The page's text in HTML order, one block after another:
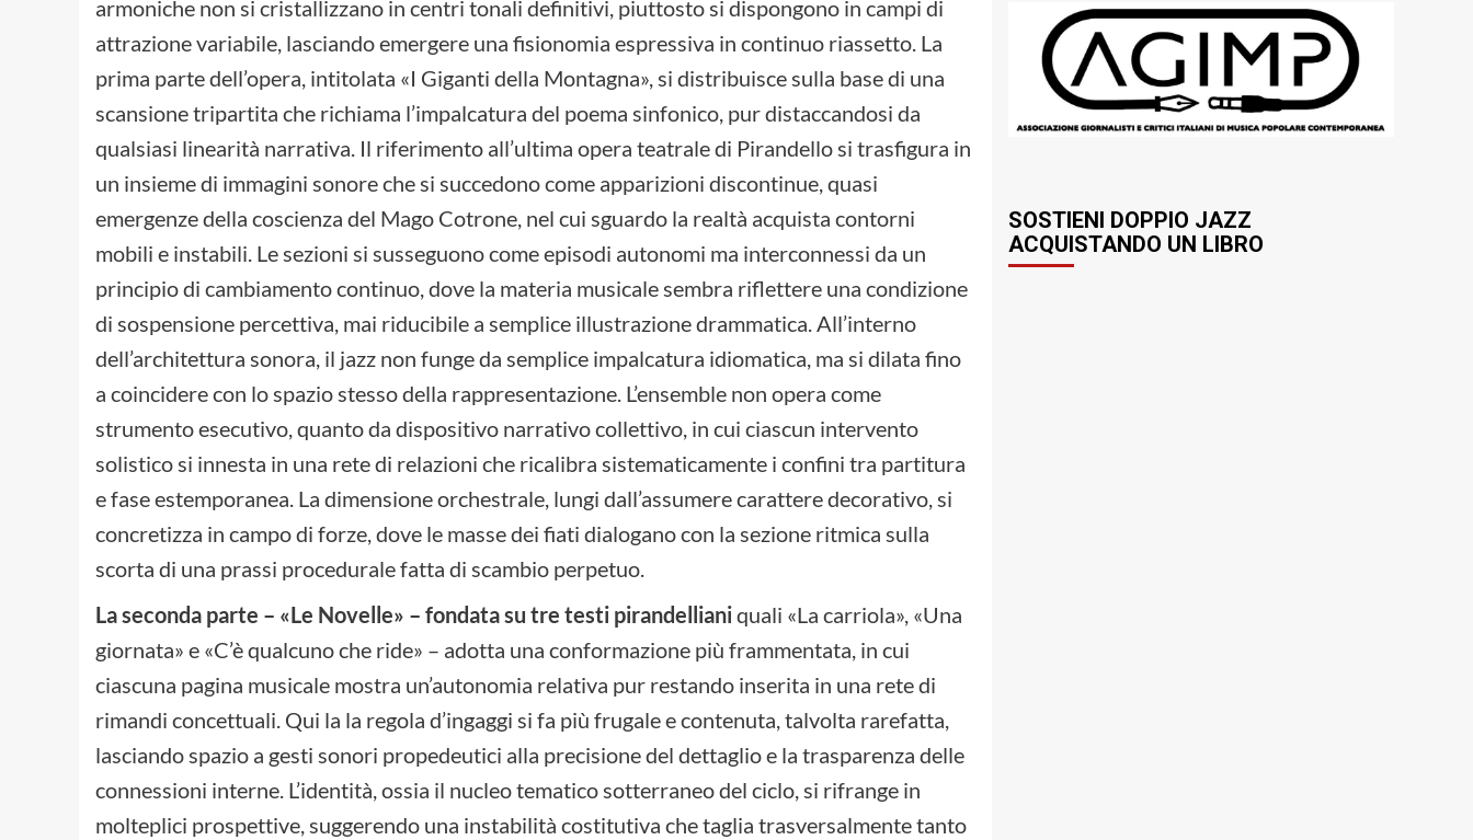
armoniche non si cristallizzano in centri tonali definitivi, piuttosto si dispongono in campi di
attrazione variabile, lasciando emergere una fisionomia espressiva in continuo riassetto. La
prima parte dell’opera, intitolata «I Giganti della Montagna», si distribuisce sulla base di una
scansione tripartita che richiama l’impalcatura del poema sinfonico, pur distaccandosi da
qualsiasi linearità narrativa. Il riferimento all’ultima opera teatrale di Pirandello si trasfigura in
un insieme di immagini sonore che si succedono come apparizioni discontinue, quasi
emergenze della coscienza del Mago Cotrone, nel cui sguardo la realtà acquista contorni
mobili e instabili. Le sezioni si susseguono come episodi autonomi ma interconnessi da un
principio di cambiamento continuo, dove la materia musicale sembra riflettere una condizione
di sospensione percettiva, mai riducibile a semplice illustrazione drammatica. All’interno
dell’architettura sonora, il jazz non funge da semplice impalcatura idiomatica, ma si dilata fino
a coincidere con lo spazio stesso della rappresentazione. L’ensemble non opera come
strumento esecutivo, quanto da dispositivo narrativo collettivo, in cui ciascun intervento
solistico si innesta in una rete di relazioni che ricalibra sistematicamente i confini tra partitura
e fase estemporanea. La dimensione orchestrale, lungi dall’assumere carattere decorativo, si
concretizza in campo di forze, dove le masse dei fiati dialogano con la sezione ritmica sulla
scorta di una prassi procedurale fatta di scambio perpetuo.
La seconda parte – «Le Novelle» – fondata su tre testi pirandellianiquali «La carriola», «Una
giornata» e «C’è qualcuno che ride» – adotta una conformazione più frammentata, in cui
ciascuna pagina musicale mostra un’autonomia relativa pur restando inserita in una rete di
rimandi concettuali. Qui la la regola d’ingaggi si fa più frugale e contenuta, talvolta rarefatta,
lasciando spazio a gesti sonori propedeutici alla precisione del dettaglio e la trasparenza delle
connessioni interne. L’identità, ossia il nucleo tematico sotterraneo del ciclo, si rifrange in
molteplici prospettive, suggerendo una instabilità costitutiva che taglia trasversalmente tanto
SOSTIENI DOPPIO JAZZ
ACQUISTANDO UN LIBRO